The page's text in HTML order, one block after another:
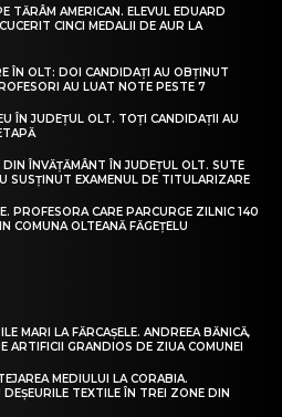
TĂRÂM AMERICAN. ELEVUL EDUARD
CINCI MEDALII DE AUR LA
ÎN OLT: DOI CANDIDAȚI AU OBȚINUT
AU LUAT NOTE PESTE 7
ÎN JUDEȚUL OLT. TOȚI CANDIDAȚII AU
ÎNVĂȚĂMÂNT ÎN JUDEȚUL OLT. SUTE
SUSȚINUT EXAMENUL DE TITULARIZARE
PROFESORA CARE PARCURGE ZILNIC 140
COMUNA OLTEANĂ FĂGEȚELU
MARI LA FĂRCAȘELE. ANDREEA BĂNICĂ,
ARTIFICII GRANDIOS DE ZIUA COMUNEI
MEDIULUI LA CORABIA.
TEXTILE ÎN TREI ZONE DIN